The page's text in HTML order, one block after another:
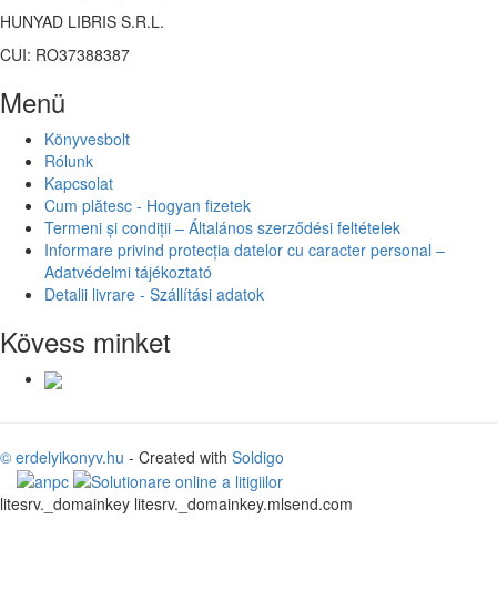
HUNYAD LIBRIS S.R.L.
CUI: RO37388387
Menü
Könyvesbolt
Rólunk
Kapcsolat
Cum plătesc - Hogyan fizetek
Termeni și condiții – Általános szerződési feltételek
Informare privind protecția datelor cu caracter personal –
Adatvédelmi tájékoztató
Detalii livrare - Szállítási adatok
Kövess minket
© erdelyikonyv.hu - Created with Soldigo
litesrv._domainkey litesrv._domainkey.mlsend.com